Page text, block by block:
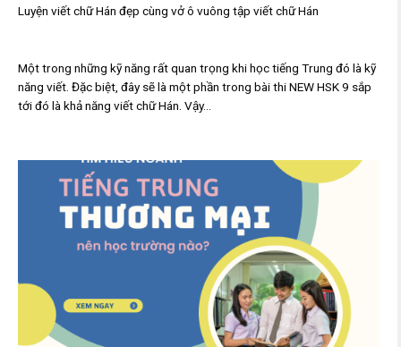
Luyện viết chữ Hán đẹp cùng vở ô vuông tập viết chữ Hán
Một trong những kỹ năng rất quan trọng khi học tiếng Trung đó là kỹ
năng viết. Đặc biệt, đây sẽ là một phần trong bài thi NEW HSK 9 sắp
tới đó là khả năng viết chữ Hán. Vậy...